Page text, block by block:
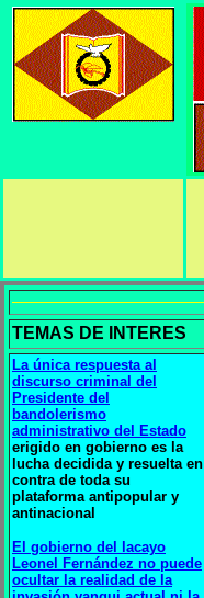
TEMAS DE INTERES
La única respuesta al
discurso criminal del
Presidente del
bandolerismo
administrativo del Estado
erigido en gobierno es la
lucha decidida y resuelta en
contra de toda su
plataforma antipopular y
antinacional
El gobierno del lacayo
Leonel Fernández no puede
ocultar la realidad de la